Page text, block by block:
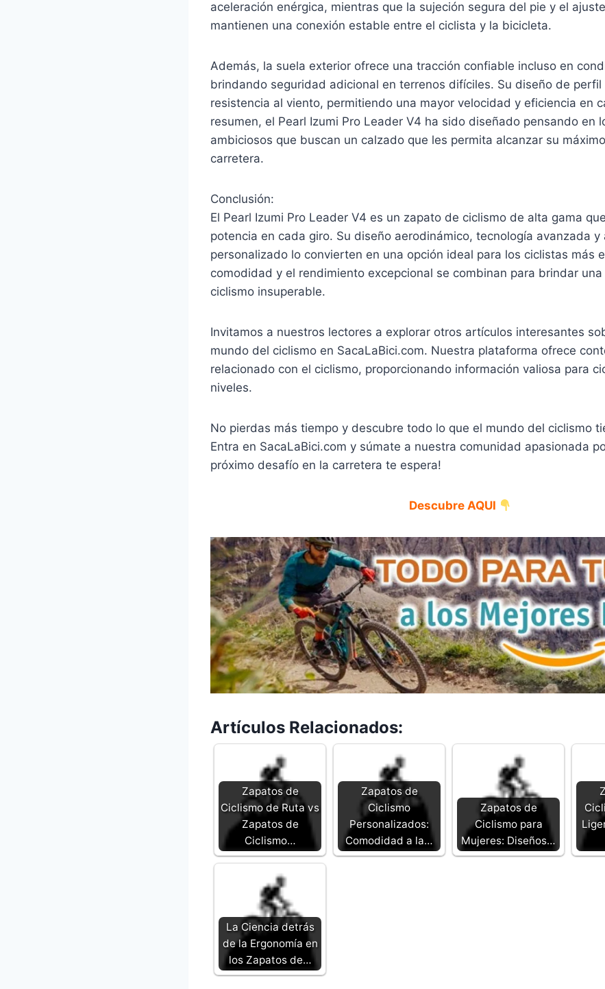
aceleración enérgica, mientras que la sujeción segura del pie y el
mantienen una conexión estable entre el ciclista y la bicicleta.
Además, la suela exterior ofrece una tracción confiable incluso en
brindando seguridad adicional en terrenos difíciles. Su diseño de perfil
resistencia al viento, permitiendo una mayor velocidad y eficiencia en
resumen, el Pearl Izumi Pro Leader V4 ha sido diseñado pensando en
ambiciosos que buscan un calzado que les permita alcanzar su
carretera.
Conclusión:
El Pearl Izumi Pro Leader V4 es un zapato de ciclismo de alta gama
potencia en cada giro. Su diseño aerodinámico, tecnología avanzada y
personalizado lo convierten en una opción ideal para los ciclistas más
comodidad y el rendimiento excepcional se combinan para brindar
ciclismo insuperable.
Invitamos a nuestros lectores a explorar otros artículos interesantes
mundo del ciclismo en SacaLaBici.com. Nuestra plataforma ofrece
relacionado con el ciclismo, proporcionando información valiosa para
niveles.
No pierdas más tiempo y descubre todo lo que el mundo del ciclismo
Entra en SacaLaBici.com y súmate a nuestra comunidad apasionada
próximo desafío en la carretera te espera!
Descubre AQUI
Artículos Relacionados:
Zapatos de
Ciclismo de Ruta vs
Zapatos de
Ciclismo…
Zapatos de
Ciclismo
Personalizados:
Comodidad a la…
Zapatos de
Ciclismo para
Mujeres: Diseños…
La Ciencia detrás
de la Ergonomía en
los Zapatos de…